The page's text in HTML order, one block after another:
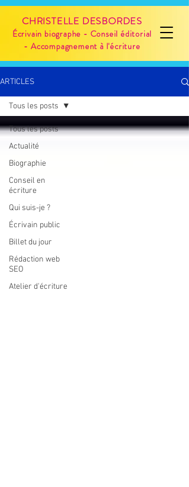
CHRISTELLE DESBORDES
Écrivain biographe - Conseil éditorial
- Accompagnement à l'écriture
ARTICLES
Tous les posts
Actualité
Biographie
Conseil en
écriture
Qui suis-je ?
Écrivain public
Billet du jour
Rédaction web
SEO
Atelier d'écriture
Tous les posts